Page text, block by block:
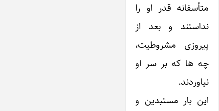
متأسفانه قدر او را
نداستند و بعد از
پیروزی مشروطیت،
چه ها که بر سر او
نیاوردند.
این بار مستبدین و